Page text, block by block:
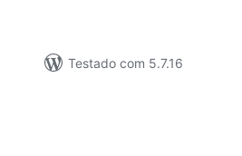
Testado com 5.7.16